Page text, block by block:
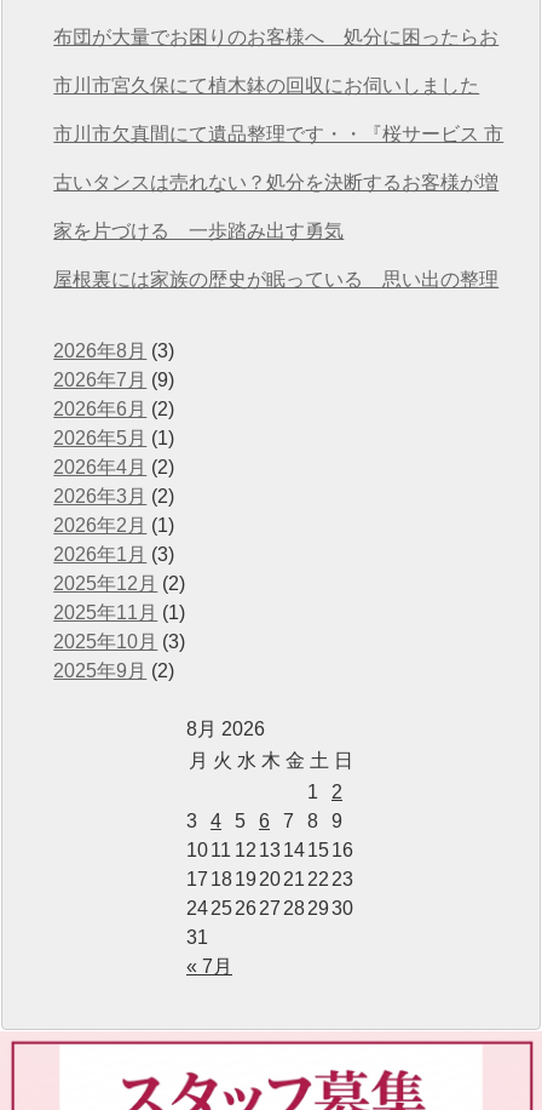
方も安心の遺品整理
布団が大量でお困りのお客様へ 処分に困ったらお
任せください
市川市宮久保にて植木鉢の回収にお伺いしました
市川市欠真間にて遺品整理です・・『桜サービス 市
川店』
古いタンスは売れない？処分を決断するお客様が増
えています
家を片づける 一歩踏み出す勇気
屋根裏には家族の歴史が眠っている 思い出の整理
2026年8月 (3)
2026年7月 (9)
2026年6月 (2)
2026年5月 (1)
2026年4月 (2)
2026年3月 (2)
2026年2月 (1)
2026年1月 (3)
2025年12月 (2)
2025年11月 (1)
2025年10月 (3)
2025年9月 (2)
8月 2026
月 火 水 木 金 土 日
« 7月
1
2
3
4 5 6 7 8
9
1011 12 13141516
17 1819 2021 22 23
24252627 282930
31